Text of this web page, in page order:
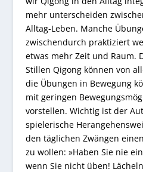
mehr unterscheiden
Alltag-Leben. Manche
zwischendurch praktiziert
etwas mehr Zeit und Raum.
Stillen Qigong können von
die Übungen in Bewegung
mit geringen
vorstellen. Wichtig ist der
spielerische
den täglichen Zwängen
zu wollen: »Haben Sie nie
wenn Sie nicht üben!